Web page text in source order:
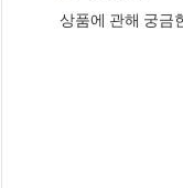
상품에 관해 궁금